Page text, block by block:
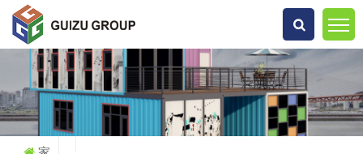
何を探していますか?